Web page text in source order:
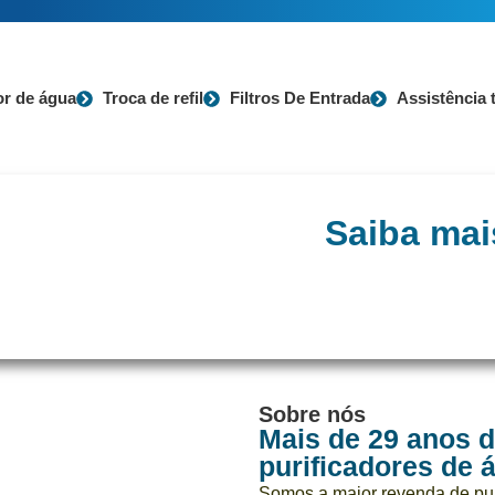
de água Troca de refil Filtros De Entrada Assistência
Saiba
Sobre nós
Mais de 29 anos
purificadores de